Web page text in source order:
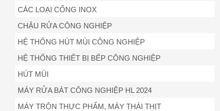
CÁC LOẠI CỔNG INOX
CHẬU RỬA CÔNG NGHIỆP
HỆ THỐNG HÚT MÙI CÔNG NGHIỆP
HỆ THỐNG THIẾT BỊ BẾP CÔNG NGHIỆP
HÚT MÙI
MÁY RỬA BÁT CÔNG NGHIỆP HL 2024
MÁY TRỘN THỰC PHẨM, MÁY THÁI THỊT